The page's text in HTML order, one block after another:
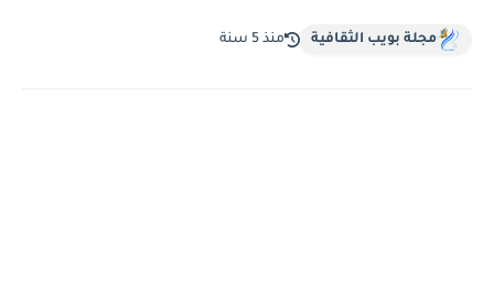
مجلة بويب الثقافية منذ 5 سنة